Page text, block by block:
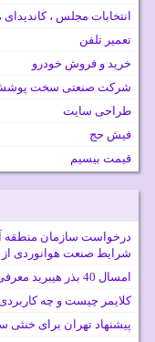
انتخابات مجلس ،
تعمیر تلفن
خرید و فروش خودرو
شرکت صنعتی سخت
طراحی سایت
فیش حج
قیمت بیسیم
درخواست سازمان منطقه
شرایط صنعت هوانوردی
امسال 40 بذر هیبرید معرفی می شود
کلایمر چیست و چه
پیشنهاد تهران برای خنثی